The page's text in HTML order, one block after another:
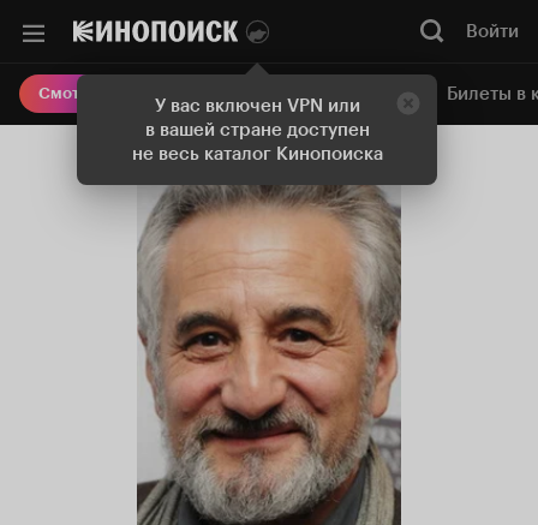
У вас включен VPN или
в вашей стране доступен
не весь каталог Кинопоиска
Войти
Смотреть кино Онлайн-кинотеатр Билеты в